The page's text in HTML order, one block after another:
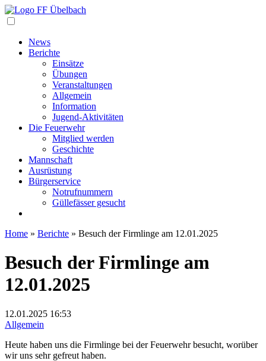
News
Berichte
Einsätze
Übungen
Veranstaltungen
Allgemein
Information
Jugend-Aktivitäten
Die Feuerwehr
Mitglied werden
Geschichte
Mannschaft
Ausrüstung
Bürgerservice
Notrufnummern
Güllefässer gesucht
Home » Berichte » Besuch der Firmlinge am 12.01.2025
Besuch der Firmlinge am
12.01.2025
12.01.2025 16:53
Allgemein
Heute haben uns die Firmlinge bei der Feuerwehr besucht, worüber
wir uns sehr gefreut haben.